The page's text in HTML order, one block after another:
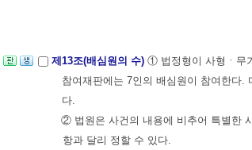
③ 배심원은 직무상 알게 된 비밀을 누설
제13조(배심원의 수) ① 법정형이 사형ㆍ무
참여재판에는 7인의 배심원이 참여한다.
다.
② 법원은 사건의 내용에 비추어 특별한
항과 달리 정할 수 있다.